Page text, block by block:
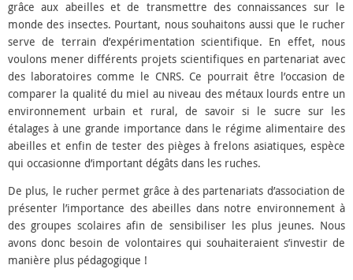
grâce aux abeilles et de transmettre des connaissances sur le
monde des insectes. Pourtant, nous souhaitons aussi que le rucher
serve de terrain d’expérimentation scientifique. En effet, nous
voulons mener différents projets scientifiques en partenariat avec
des laboratoires comme le CNRS. Ce pourrait être l’occasion de
comparer la qualité du miel au niveau des métaux lourds entre un
environnement urbain et rural, de savoir si le sucre sur les
étalages à une grande importance dans le régime alimentaire des
abeilles et enfin de tester des pièges à frelons asiatiques, espèce
qui occasionne d’important dégâts dans les ruches.
De plus, le rucher permet grâce à des partenariats d’association de
présenter l’importance des abeilles dans notre environnement à
des groupes scolaires afin de sensibiliser les plus jeunes. Nous
avons donc besoin de volontaires qui souhaiteraient s’investir de
manière plus pédagogique !